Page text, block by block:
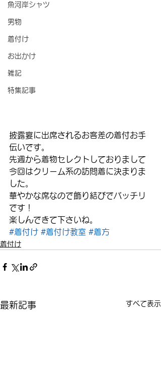
魚河岸シャツ
男物
着付け
お出かけ
雑記
特集記事
披露宴に出席されるお客差の着付お手
伝いです。
先週から着物セレクトしておりまして
今回はクリーム系の訪問着に決まりま
した。
華やかな席なので飾り結びでバッチリ
です！
楽しんできて下さいね。
#着付け #着付け教室 #着方
着付け
最新記事 すべて表示